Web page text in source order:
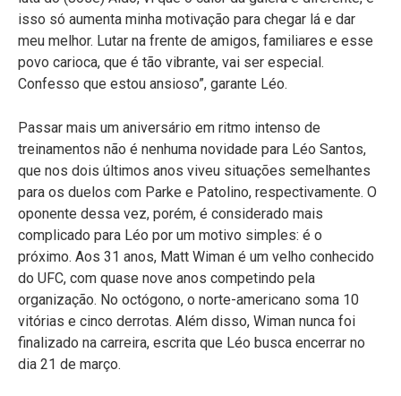
isso só aumenta minha motivação para chegar lá e dar
meu melhor. Lutar na frente de amigos, familiares e esse
povo carioca, que é tão vibrante, vai ser especial.
Confesso que estou ansioso”, garante Léo.
Passar mais um aniversário em ritmo intenso de
treinamentos não é nenhuma novidade para Léo Santos,
que nos dois últimos anos viveu situações semelhantes
para os duelos com Parke e Patolino, respectivamente. O
oponente dessa vez, porém, é considerado mais
complicado para Léo por um motivo simples: é o
próximo. Aos 31 anos, Matt Wiman é um velho conhecido
do UFC, com quase nove anos competindo pela
organização. No octógono, o norte-americano soma 10
vitórias e cinco derrotas. Além disso, Wiman nunca foi
finalizado na carreira, escrita que Léo busca encerrar no
dia 21 de março.